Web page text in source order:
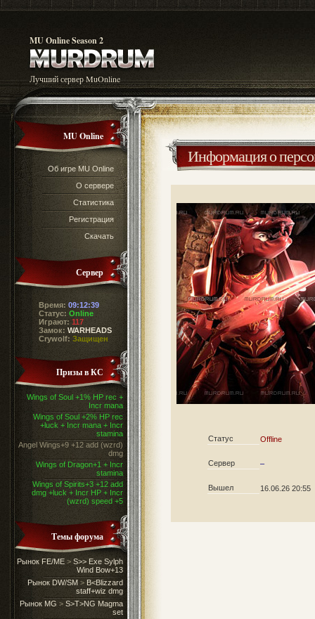
MU Online Season 2
Лучший сервер MuOnline
MU Online
Об игре MU Online
О сервере
Статистика
Регистрация
Скачать
Сервер
Время: 09:12:39
Статус: Online
Играют: 117
Замок: WARHEADS
Crywolf: Защищен
Призы в КС
Wings of Soul +1% HP rec +
Incr mana
Wings of Soul +2% HP rec
+luck + Incr mana + Incr
stamina
Angel Wings+9 +12 add (wzrd)
dmg
Wings of Dragon+1 + Incr
stamina
Wings of Spirits+3 +12 add
dmg +luck + Incr HP + Incr
(wzrd) speed +5
Темы форума
Рынок FE/ME > S>> Exe Sylph
Wind Bow+13
Рынок DW/SM > B<Blizzard
staff+wiz dmg
Рынок MG > S>T>NG Magma
set
Информация о
Статус Offline
Сервер –
Вышел 16.06.26 20:55